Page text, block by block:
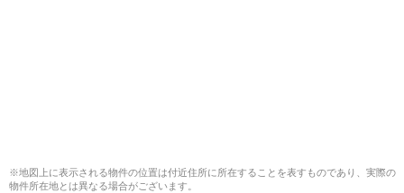
※地図上に表示される物件の位置は付近住所に所在することを表すものであり、実際の
物件所在地とは異なる場合がございます。